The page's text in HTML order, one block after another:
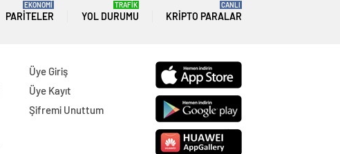
PARITELER
EKONOMİ
YOL DURUMU
TRAFİK
KRIPTO PARALAR
CANLI
Üye Giriş
Üye Kayıt
Şifremi Unuttum